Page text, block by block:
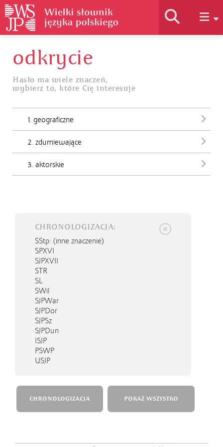
Historia słownika
Jak korzystać
odkrycie
Hasło ma wiele znaczeń,
wybierz to, które Cię interesuje
1. geograficzne
2. zdumiewające
3. aktorskie
CHRONOLOGIZACJA:
SStp: (inne znaczenie)
SPXVI
SJPXVII
STR
SL
SWil
SJPWar
SJPDor
SJPSz
SJPDun
ISJP
PSWP
USJP
CHRONOLOGIZACJA POKAŻ WSZYSTKO